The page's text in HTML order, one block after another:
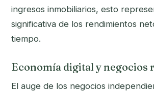
ingresos inmobiliarios, esto
significativa de los rendimientos
tiempo.
Economía digital y negocios
El auge de los negocios